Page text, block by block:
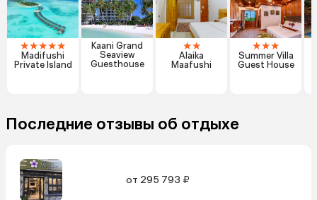
★★★★★
Madifushi
Private Island
Kaani Grand
Seaview
Guesthouse
★★
Alaika
Maafushi
★★★
Summer Villa
Guest House
Последние отзывы об отдыхе
от 295 793 ₽